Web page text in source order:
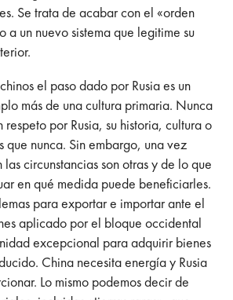
Se trata de acabar con el «orden
a un nuevo sistema que legitime su
el paso dado por Rusia es un
más de una cultura primaria. Nunca
respeto por Rusia, su historia, cultura o
que nunca. Sin embargo, una vez
circunstancias son otras y de lo que
en qué medida puede beneficiarles.
para exportar e importar ante el
aplicado por el bloque occidental
excepcional para adquirir bienes
China necesita energía y Rusia
Lo mismo podemos decir de